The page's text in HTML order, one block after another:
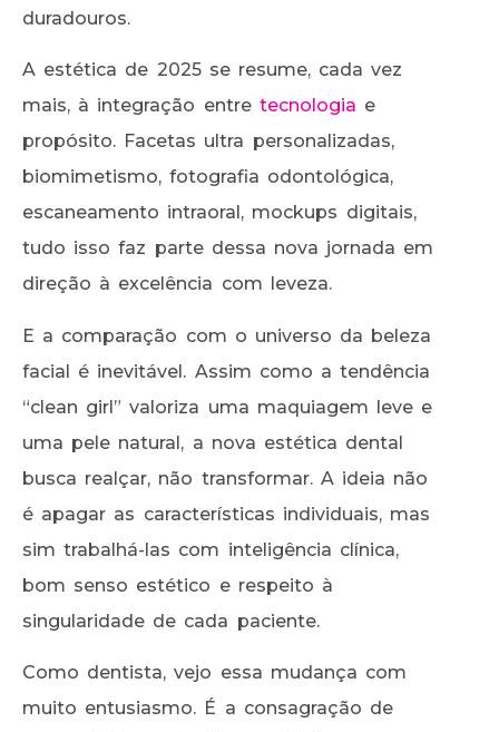
duradouros.
A estética de 2025 se resume, cada vez
mais, à integração entre tecnologia e
propósito. Facetas ultra personalizadas,
biomimetismo, fotografia odontológica,
escaneamento intraoral, mockups digitais,
tudo isso faz parte dessa nova jornada em
direção à excelência com leveza.
E a comparação com o universo da beleza
facial é inevitável. Assim como a tendência
“clean girl” valoriza uma maquiagem leve e
uma pele natural, a nova estética dental
busca realçar, não transformar. A ideia não
é apagar as características individuais, mas
sim trabalhá-las com inteligência clínica,
bom senso estético e respeito à
singularidade de cada paciente.
Como dentista, vejo essa mudança com
muito entusiasmo. É a consagração de